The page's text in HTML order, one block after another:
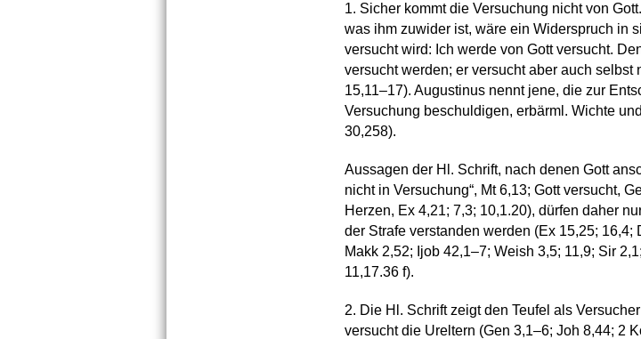
1. Sicher kommt die Versuchung nicht von
was ihm zuwider ist, wäre ein Widerspruch in
versucht wird: Ich werde von Gott versucht.
versucht werden; er versucht aber auch selbst
15,11–17). Augustinus nennt jene, die zur
Versuchung beschuldigen, erbärml. Wichte
30,258).
Aussagen der Hl. Schrift, nach denen Gott
nicht in Versuchung“, Mt 6,13; Gott versucht,
Herzen, Ex 4,21; 7,3; 10,1.20), dürfen daher
der Strafe verstanden werden (Ex 15,25; 16,4;
Makk 2,52; Ijob 42,1–7; Weish 3,5; 11,9; Sir
11,17.36 f).
2. Die Hl. Schrift zeigt den Teufel als
versucht die Ureltern (Gen 3,1–6; Joh 8,44; 2